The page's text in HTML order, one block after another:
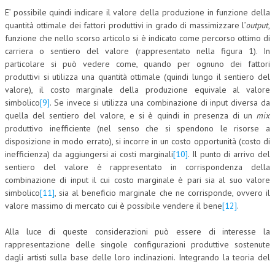
E’ possibile quindi indicare il valore della produzione in funzione della
quantità ottimale dei fattori produttivi in grado di massimizzare l’output,
funzione che nello scorso articolo si è indicato come percorso ottimo di
carriera o sentiero del valore (rappresentato nella figura 1). In
particolare si può vedere come, quando per ognuno dei fattori
produttivi si utilizza una quantità ottimale (quindi lungo il sentiero del
valore), il costo marginale della produzione equivale al valore
simbolico[9]. Se invece si utilizza una combinazione di input diversa da
quella del sentiero del valore, e si è quindi in presenza di un mix
produttivo inefficiente (nel senso che si spendono le risorse a
disposizione in modo errato), si incorre in un costo opportunità (costo di
inefficienza) da aggiungersi ai costi marginali[10]. Il punto di arrivo del
sentiero del valore è rappresentato in corrispondenza della
combinazione di input il cui costo marginale è pari sia al suo valore
simbolico[11], sia al beneficio marginale che ne corrisponde, ovvero il
valore massimo di mercato cui è possibile vendere il bene[12].
Alla luce di queste considerazioni può essere di interesse la
rappresentazione delle singole configurazioni produttive sostenute
dagli artisti sulla base delle loro inclinazioni. Integrando la teoria del